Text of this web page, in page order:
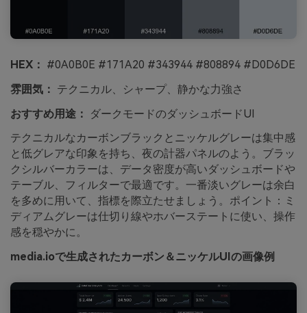
HEX： #0A0B0E #171A20 #343944 #808894 #D0D6DE
雰囲気： テクニカル、シャープ、静かな力強さ
おすすめ用途：
ダークモードのダッシュボードUI
テクニカルなカーボンブラックとニッケルグレーは集中感
と低グレアな印象を持ち、夜の計器パネルのよう。ブラッ
クシルバーカラーは、データ密度が高いダッシュボードや
テーブル、フィルターで最適です。一番淡いグレーは余白
を多めに用いて、指標を際立たせましょう。ポイント：ミ
ディアムグレーは仕切り線やホバーステートに使い、操作
感を穏やかに。
media.ioで生成されたカーボン＆ニッケルUIの画像例